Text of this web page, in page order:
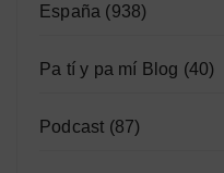
España (938)
Pa tí y pa mí Blog (40)
Podcast (87)